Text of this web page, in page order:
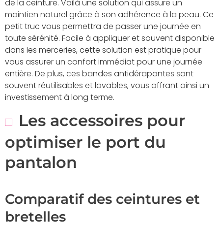
de la ceinture. Voilà une solution qui assure un
maintien naturel grâce à son adhérence à la peau. Ce
petit truc vous permettra de passer une journée en
toute sérénité. Facile à appliquer et souvent disponible
dans les merceries, cette solution est pratique pour
vous assurer un confort immédiat pour une journée
entière. De plus, ces bandes antidérapantes sont
souvent réutilisables et lavables, vous offrant ainsi un
investissement à long terme.
Les accessoires pour
optimiser le port du
pantalon
Comparatif des ceintures et
bretelles